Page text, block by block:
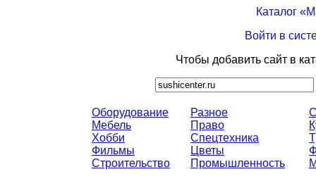
Каталог
Войти в
Чтобы добавить сайт в
Оборудование
Мебель
Хобби
Фильмы
Строительство
Разное
Право
Спецтехника
Цветы
Промышленность